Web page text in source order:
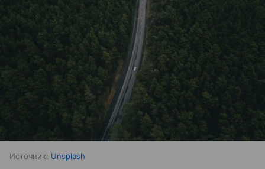
Источник: Unsplash